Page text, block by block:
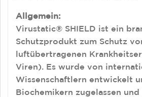
Allgemein:
Virustatic® SHIELD ist ein
Schutzprodukt zum Schutz
luftübertragenen
Viren). Es wurde von
Wissenschaftlern entwickelt
Biochemikern zugelassen